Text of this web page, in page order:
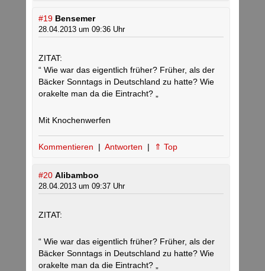
#19 Bensemer
28.04.2013 um 09:36 Uhr
ZITAT:
“ Wie war das eigentlich früher? Früher, als der
Bäcker Sonntags in Deutschland zu hatte? Wie
orakelte man da die Eintracht? „
Mit Knochenwerfen
Kommentieren | Antworten | ⇑ Top
#20 Alibamboo
28.04.2013 um 09:37 Uhr
ZITAT:
“ Wie war das eigentlich früher? Früher, als der
Bäcker Sonntags in Deutschland zu hatte? Wie
orakelte man da die Eintracht? „